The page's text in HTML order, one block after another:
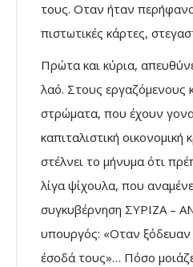
τους. Οταν ήταν
πιστωτικές κάρτες,
Πρώτα και κύρια,
λαό. Στους εργαζόμενους
στρώματα, που έχουν
καπιταλιστική οικονομική
στέλνει το μήνυμα ότι
λίγα ψίχουλα, που
συγκυβέρνηση ΣΥΡΙΖΑ –
υπουργός: «Οταν ξόδευαν
έσοδά τους»… Πόσο